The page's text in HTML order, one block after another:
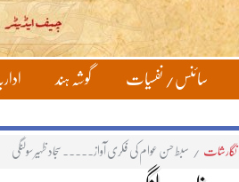
سائنس/ نفسیات گوشہ ہند اداریہ
نگارشات / سبط حسن عوام کی فکری آواز۔۔۔۔۔ سجاد ظہیر سولنگی